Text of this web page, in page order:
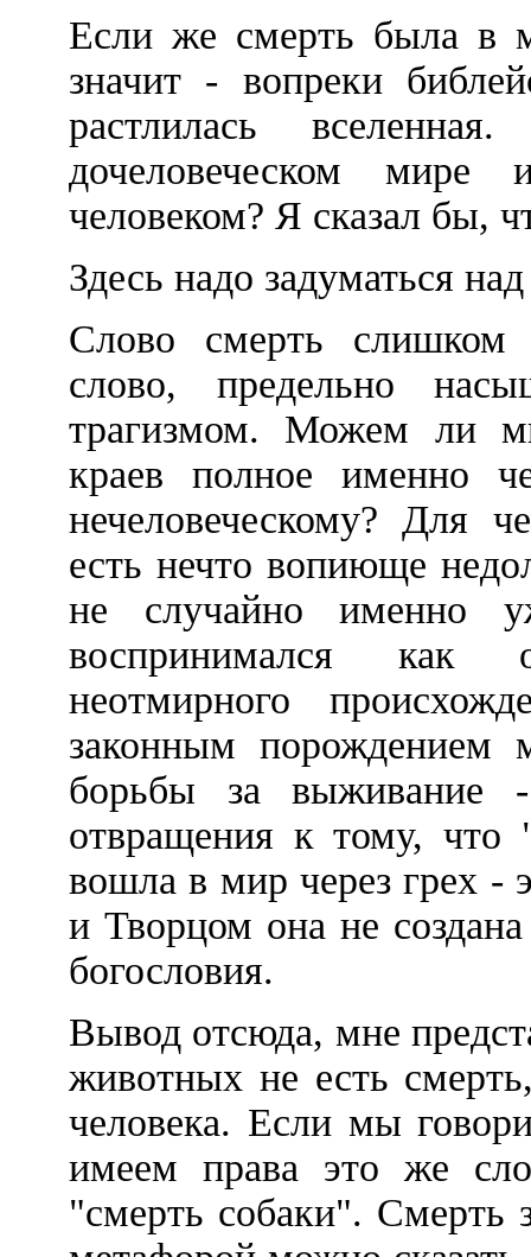
Если же смерть была в
значит - вопреки
растлилась
дочеловеческом
человеком? Я сказал бы,
Здесь надо задуматься
Слово смерть слишком
слово, предельно
трагизмом. Можем ли
краев полное именно
нечеловеческому? Для
есть нечто вопиюще
не случайно именно
воспринимался как
неотмирного
законным порождением
борьбы за
отвращения к тому, что
вошла в мир через грех -
и Творцом она не
богословия.
Вывод отсюда, мне
животных не есть
человека. Если мы
имеем права это же
"смерть собаки". Смерть